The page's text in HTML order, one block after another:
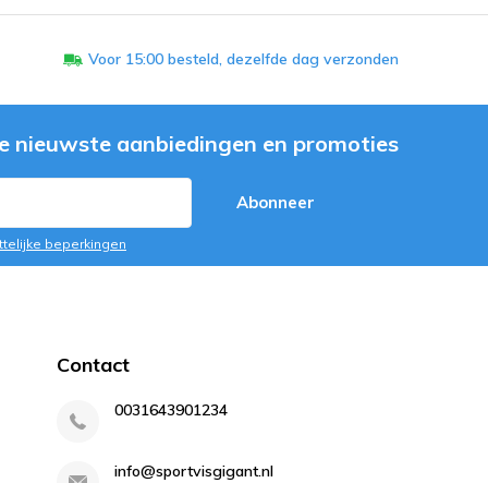
Voor 15:00 besteld, dezelfde dag verzonden
nieuwste aanbiedingen en promoties
Abonneer
beperkingen
Contact
0031643901234
info@sportvisgigant.nl